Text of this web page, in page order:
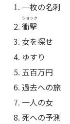
一枚の名刺
衝撃
ショック
女を探せ
ゆすり
五百万円
過去への旅
一人の女
死への予測